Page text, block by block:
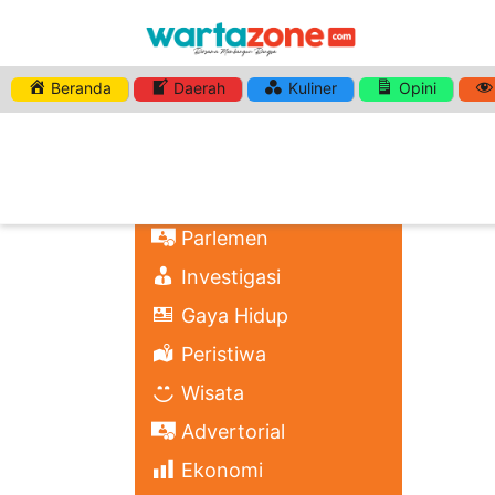
Beranda Daerah Kuliner Opini
Parlemen
Investigasi
Gaya Hidup
Peristiwa
Wisata
Advertorial
Ekonomi